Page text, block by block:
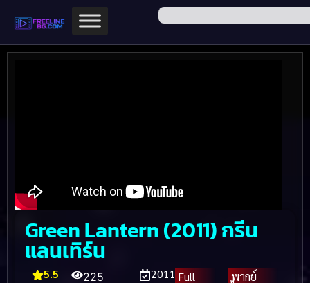
Green Lantern (2011) กรีน
แลนเทิร์น
5.5
225
2011 Full พากย์